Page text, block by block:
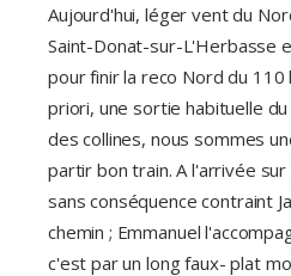
Aujourd'hui, léger vent du
Saint-Donat-sur-L'Herbasse
pour finir la reco Nord du
priori, une sortie habituelle
des collines, nous sommes
partir bon train. A l'arrivée
sans conséquence contraint
chemin ; Emmanuel
c'est par un long faux- plat